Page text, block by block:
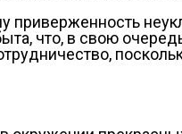
приверженность
что, в свою